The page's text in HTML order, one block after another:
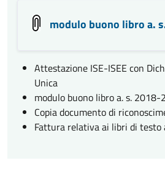
modulo buono libro a.
Attestazione ISE-ISEE con
Unica
modulo buono libro a. s. 2018-
Copia documento di
Fattura relativa ai libri di testo